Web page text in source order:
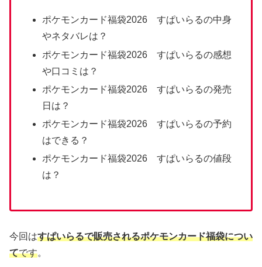
ポケモンカード福袋2026 すぱいらるの中身
やネタバレは？
ポケモンカード福袋2026 すぱいらるの感想
や口コミは？
ポケモンカード福袋2026 すぱいらるの発売
日は？
ポケモンカード福袋2026 すぱいらるの予約
はできる？
ポケモンカード福袋2026 すぱいらるの値段
は？
今回はすぱいらるで販売されるポケモンカード福袋につい
てです。